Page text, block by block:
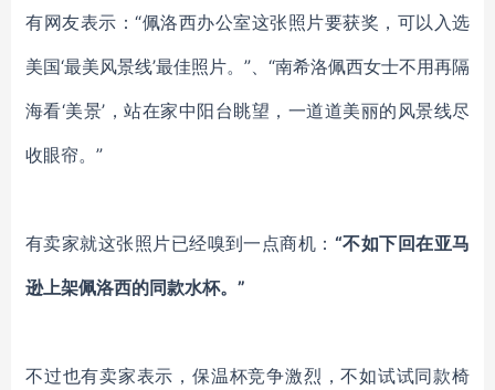
有网友表示： “佩洛西办公室这张照片要获奖，可以入选
美国‘最美风景线’最佳照片。”、“南希洛佩西女士不用再隔
海看‘美景’ ，站在家中阳台眺望，一道道美丽的风景线尽
收眼帘。 ”
有卖家就这张照片已经嗅到一点商机： “不如下回在亚马
逊上架佩洛西的同款水杯。”
不过也有卖家表示，保温杯竞争激烈，不如试试同款椅